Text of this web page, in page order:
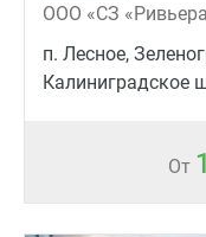
ООО «СЗ
п. Лесное,
Калиниградское
От